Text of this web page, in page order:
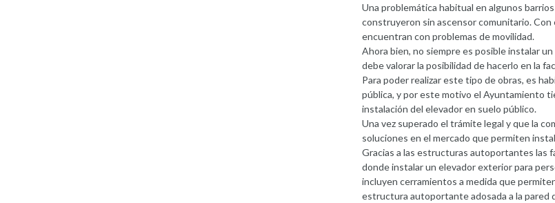
Una problemática habitual en algunos
construyeron sin ascensor comunitario.
encuentran con problemas de movilidad.
Ahora bien, no siempre es posible instalar
debe valorar la posibilidad de hacerlo en la
Para poder realizar este tipo de obras, es
pública, y por este motivo el Ayuntamiento
instalación del elevador en suelo público.
Una vez superado el trámite legal y que la
soluciones en el mercado que permiten
Gracias a las estructuras autoportantes las
donde instalar un elevador exterior para
incluyen cerramientos a medida que
estructura autoportante adosada a la pared